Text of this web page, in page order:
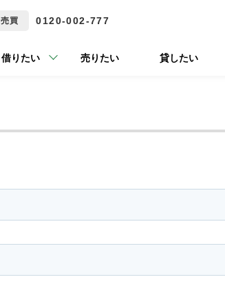
売買 0120-002-777
借りたい 売りたい 貸したい